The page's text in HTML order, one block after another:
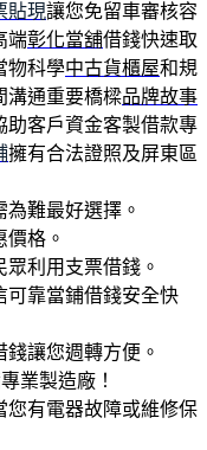
貼現讓您免留車審核容
端彰化當舖借錢快速取
物科學中古貨櫃屋和規
溝通重要橋樑品牌故事
助客戶資金客製借款專
擁有合法證照及屏東區
難最好選擇。
格。
利用支票借錢。
可靠當鋪借錢安全快
讓您週轉方便。
業製造廠！
您有電器故障或維修保